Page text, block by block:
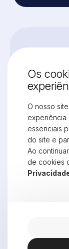
VISITE-NOS
Rua de
4250-357
Portugal
+351 225
Vila Nova
Corunha
Os
O nosso
experiência
essenciais
do site e
Ao
de cookies